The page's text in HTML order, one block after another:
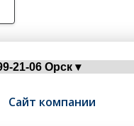
Сайт компании